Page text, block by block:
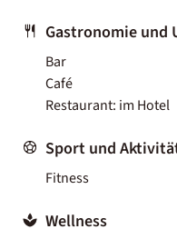
Gastronomie und
Bar
Café
Restaurant: im Hotel
Sport und
Fitness
Wellness